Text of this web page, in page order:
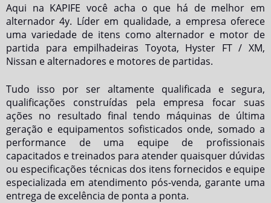
Aqui na KAPIFE você acha o que há de melhor em
alternador 4y. Líder em qualidade, a empresa oferece
uma variedade de itens como alternador e motor de
partida para empilhadeiras Toyota, Hyster FT / XM,
Nissan e alternadores e motores de partidas.
Tudo isso por ser altamente qualificada e segura,
qualificações construídas pela empresa focar suas
ações no resultado final tendo máquinas de última
geração e equipamentos sofisticados onde, somado a
performance de uma equipe de profissionais
capacitados e treinados para atender quaisquer dúvidas
ou especificações técnicas dos itens fornecidos e equipe
especializada em atendimento pós-venda, garante uma
entrega de excelência de ponta a ponta.